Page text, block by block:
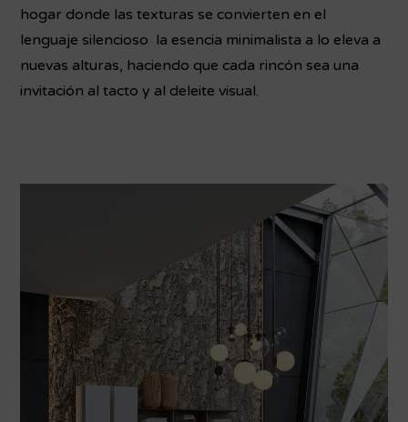
hogar donde las texturas se convierten en el
lenguaje silencioso la esencia minimalista a lo eleva a
nuevas alturas, haciendo que cada rincón sea una
invitación al tacto y al deleite visual.